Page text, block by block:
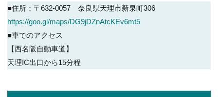
■住所：〒632-0057 奈良県天理市新泉町306
https://goo.gl/maps/DG9jDZnAtcKEv6mt5
■車でのアクセス
【西名阪自動車道】
天理IC出口から15分程